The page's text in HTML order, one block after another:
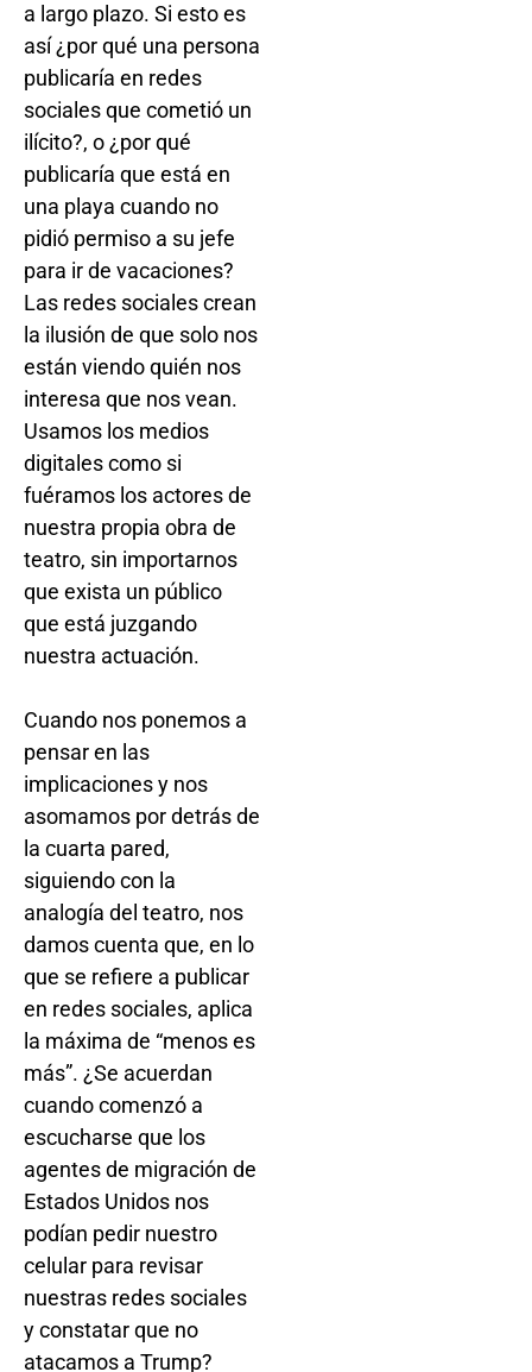
a largo plazo. Si esto es
así ¿por qué una persona
publicaría en redes
sociales que cometió un
ilícito?, o ¿por qué
publicaría que está en
una playa cuando no
pidió permiso a su jefe
para ir de vacaciones?
Las redes sociales crean
la ilusión de que solo nos
están viendo quién nos
interesa que nos vean.
Usamos los medios
digitales como si
fuéramos los actores de
nuestra propia obra de
teatro, sin importarnos
que exista un público
que está juzgando
nuestra actuación.
Cuando nos ponemos a
pensar en las
implicaciones y nos
asomamos por detrás de
la cuarta pared,
siguiendo con la
analogía del teatro, nos
damos cuenta que, en lo
que se refiere a publicar
en redes sociales, aplica
la máxima de “menos es
más”. ¿Se acuerdan
cuando comenzó a
escucharse que los
agentes de migración de
Estados Unidos nos
podían pedir nuestro
celular para revisar
nuestras redes sociales
y constatar que no
atacamos a Trump?